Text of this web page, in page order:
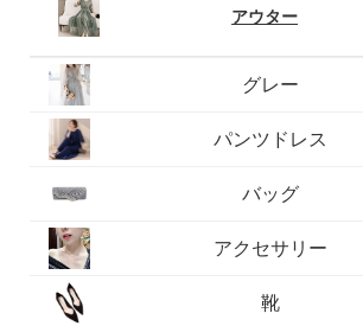
アウター
グレー
パンツドレス
バッグ
アクセサリー
靴